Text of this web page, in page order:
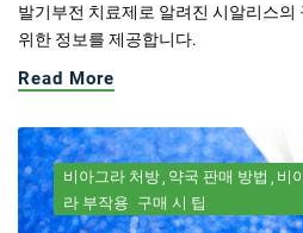
발기부전 치료제로 알려진 시알리스의
위한 정보를 제공합니다.
Read More
비아그라 처방 약국 판매 방법 비
라 부작용 구매 시 팁